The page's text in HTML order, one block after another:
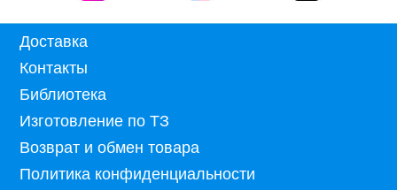
Доставка
Контакты
Библиотека
Изготовление по ТЗ
Возврат и обмен товара
Политика конфиденциальности